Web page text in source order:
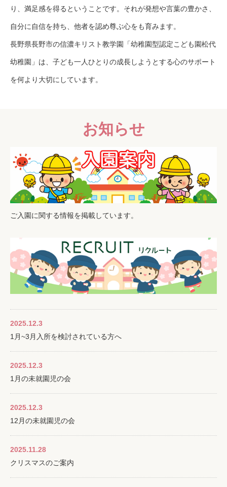
り、満足感を得るということです。それが発想や言葉の豊かさ、
自分に自信を持ち、他者を認め尊ぶ心をも育みます。
長野県長野市の信濃キリスト教学園「幼稚園型認定こども園松代
幼稚園」は、子ども一人ひとりの成長しようとする心のサポート
を何より大切にしています。
お知らせ
ご入園に関する情報を掲載しています。
2025.12.3
1月~3月入所を検討されている方へ
2025.12.3
1月の未就園児の会
2025.12.3
12月の未就園児の会
2025.11.28
クリスマスのご案内